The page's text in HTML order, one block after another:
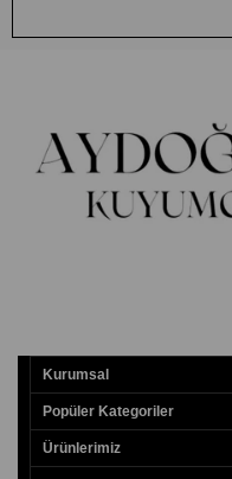
Kurumsal
Popüler Kategoriler
Ürünlerimiz